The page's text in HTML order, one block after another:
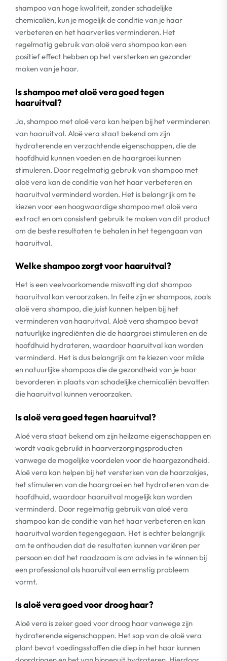
shampoo van hoge kwaliteit, zonder schadelijke
chemicaliën, kun je mogelijk de conditie van je haar
verbeteren en het haarverlies verminderen. Het
regelmatig gebruik van aloë vera shampoo kan een
positief effect hebben op het versterken en gezonder
maken van je haar.
Is shampoo met aloë vera goed tegen
haaruitval?
Ja, shampoo met aloë vera kan helpen bij het verminderen
van haaruitval. Aloë vera staat bekend om zijn
hydraterende en verzachtende eigenschappen, die de
hoofdhuid kunnen voeden en de haargroei kunnen
stimuleren. Door regelmatig gebruik van shampoo met
aloë vera kan de conditie van het haar verbeteren en
haaruitval verminderd worden. Het is belangrijk om te
kiezen voor een hoogwaardige shampoo met aloë vera
extract en om consistent gebruik te maken van dit product
om de beste resultaten te behalen in het tegengaan van
haaruitval.
Welke shampoo zorgt voor haaruitval?
Het is een veelvoorkomende misvatting dat shampoo
haaruitval kan veroorzaken. In feite zijn er shampoos, zoals
aloë vera shampoo, die juist kunnen helpen bij het
verminderen van haaruitval. Aloë vera shampoo bevat
natuurlijke ingrediënten die de haargroei stimuleren en de
hoofdhuid hydrateren, waardoor haaruitval kan worden
verminderd. Het is dus belangrijk om te kiezen voor milde
en natuurlijke shampoos die de gezondheid van je haar
bevorderen in plaats van schadelijke chemicaliën bevatten
die haaruitval kunnen veroorzaken.
Is aloë vera goed tegen haaruitval?
Aloë vera staat bekend om zijn heilzame eigenschappen en
wordt vaak gebruikt in haarverzorgingsproducten
vanwege de mogelijke voordelen voor de haargezondheid.
Aloë vera kan helpen bij het versterken van de haarzakjes,
het stimuleren van de haargroei en het hydrateren van de
hoofdhuid, waardoor haaruitval mogelijk kan worden
verminderd. Door regelmatig gebruik van aloë vera
shampoo kan de conditie van het haar verbeteren en kan
haaruitval worden tegengegaan. Het is echter belangrijk
om te onthouden dat de resultaten kunnen variëren per
persoon en dat het raadzaam is om advies in te winnen bij
een professional als haaruitval een ernstig probleem
vormt.
Is aloë vera goed voor droog haar?
Aloë vera is zeker goed voor droog haar vanwege zijn
hydraterende eigenschappen. Het sap van de aloë vera
plant bevat voedingsstoffen die diep in het haar kunnen